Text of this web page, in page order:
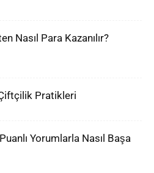
Nasıl Para Kazanılır?
Pratikleri
Yorumlarla Nasıl Başa